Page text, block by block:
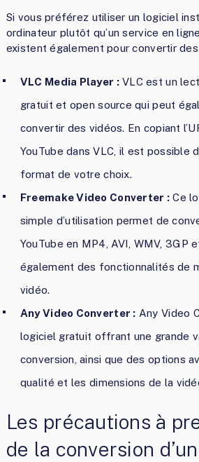
Si vous préférez utiliser un logiciel
ordinateur plutôt qu’un service en
existent également pour convertir des
VLC Media Player :VLC est un
gratuit et open source qui peut
convertir des vidéos. En copiant
YouTube dans VLC, il est possible
format de votre choix.
Freemake Video Converter :Ce
simple d’utilisation permet de
YouTube en MP4, AVI, WMV, 3GP
également des fonctionnalités de
vidéo.
Any Video Converter : Any Video
logiciel gratuit offrant une grande
conversion, ainsi que des options
qualité et les dimensions de la
Les précautions à
de la conversion